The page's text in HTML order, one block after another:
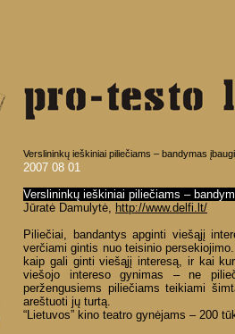
Verslininkų ieškiniai piliečiams – bandymas
2007 08 01
Verslininkų ieškiniai piliečiams –
Jūratė Damulytė, http://www.delfi.lt/
Piliečiai, bandantys apginti viešąjį
verčiami gintis nuo teisinio
kaip gali ginti viešąjį interesą, ir kai
viešojo intereso gynimas – ne
peržengusiems piliečiams teikiami
areštuoti jų turtą.
“Lietuvos” kino teatro gynėjams – 200